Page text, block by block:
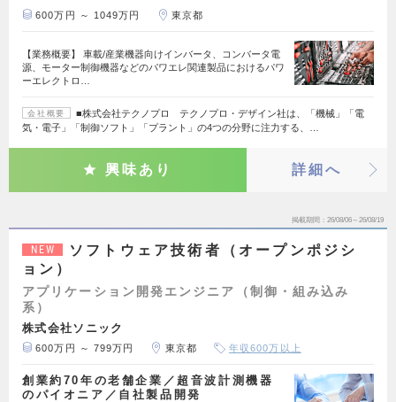
600万円 ～ 1049万円 東京都
【業務概要】 車載/産業機器向けインバータ、コンバータ電
源、モーター制御機器などのパワエレ関連製品におけるパワ
ーエレクトロ…
会社概要
■株式会社テクノプロ テクノプロ・デザイン社は、「機械」「電
気・電子」「制御ソフト」「プラント」の4つの分野に注力する、…
興味あり 詳細へ
掲載期間 26/08/06～26/08/19
NEW
ソフトウェア技術者（オープンポジシ
ョン）
アプリケーション開発エンジニア（制御・組み込み
系）
株式会社ソニック
600万円 ～ 799万円 東京都 年収600万以上
創業約70年の老舗企業／超音波計測機器
のパイオニア／自社製品開発